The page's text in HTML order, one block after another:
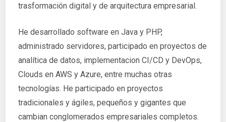
trasformación digital y de arquitectura empresarial.
He desarrollado software en Java y PHP,
administrado servidores, participado en proyectos de
analítica de datos, implementacion CI/CD y DevOps,
Clouds en AWS y Azure, entre muchas otras
tecnologías. He participado en proyectos
tradicionales y ágiles, pequeños y gigantes que
cambian conglomerados empresariales completos.